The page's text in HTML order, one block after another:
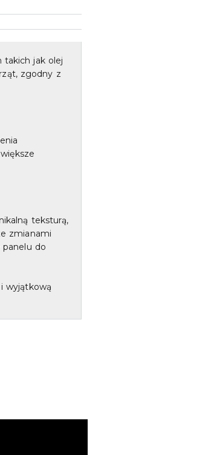
takich jak olej
zgodny z
teksturą,
zmianami
panelu do
wyjątkową